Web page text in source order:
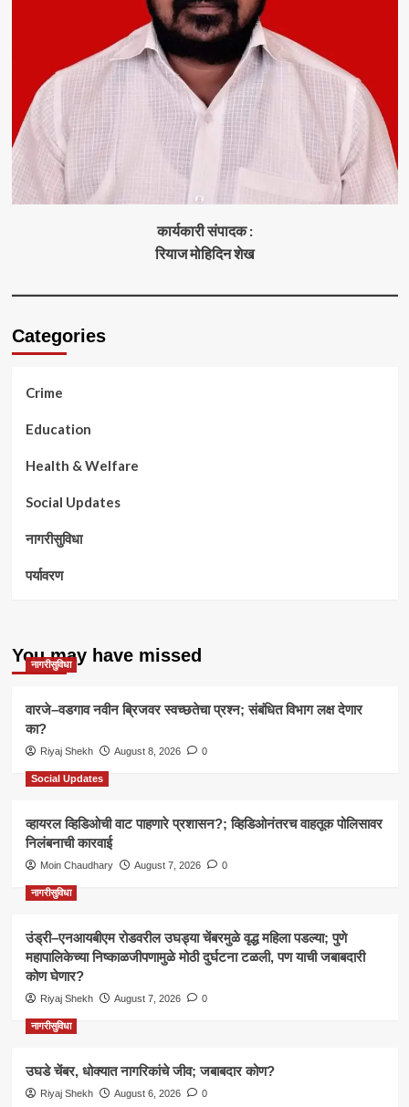
कार्यकारी संपादक :
रियाज मोहिदिन शेख
Categories
Crime
Education
Health & Welfare
Social Updates
नागरीसुविधा
पर्यावरण
You may have missed
नागरीसुविधा
वारजे–वडगाव नवीन ब्रिजवर स्वच्छतेचा प्रश्न; संबंधित विभाग लक्ष देणार
का?
Riyaj Shekh August 8, 2026 0
Social Updates
व्हायरल व्हिडिओची वाट पाहणारे प्रशासन?; व्हिडिओनंतरच वाहतूक पोलिसावर
निलंबनाची कारवाई
Moin Chaudhary August 7, 2026 0
नागरीसुविधा
उंड्री–एनआयबीएम रोडवरील उघड्या चेंबरमुळे वृद्ध महिला पडल्या; पुणे
महापालिकेच्या निष्काळजीपणामुळे मोठी दुर्घटना टळली, पण याची जबाबदारी
कोण घेणार?
Riyaj Shekh August 7, 2026 0
नागरीसुविधा
उघडे चेंबर, धोक्यात नागरिकांचे जीव; जबाबदार कोण?
Riyaj Shekh August 6, 2026 0